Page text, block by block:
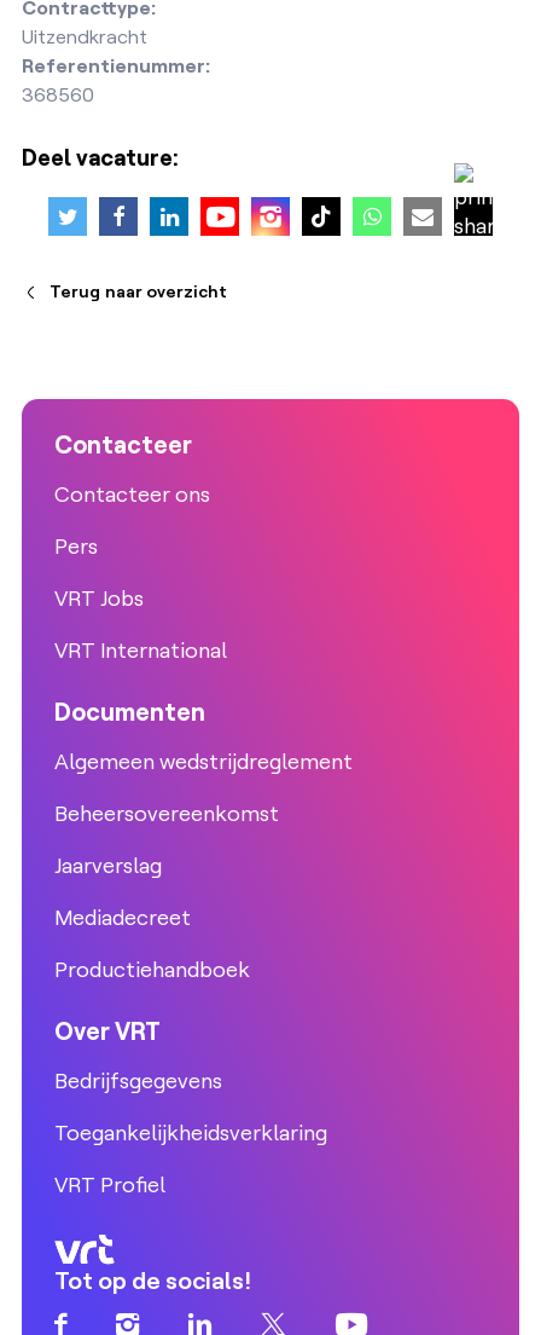
Contracttype:
Uitzendkracht
Referentienummer:
368560
Deel vacature:
Terug naar overzicht
Contacteer
Contacteer ons
Pers
VRT Jobs
VRT International
Documenten
Algemeen wedstrijdreglement
Beheersovereenkomst
Jaarverslag
Mediadecreet
Productiehandboek
Over VRT
Bedrijfsgegevens
Toegankelijkheidsverklaring
VRT Profiel
Tot op de socials!